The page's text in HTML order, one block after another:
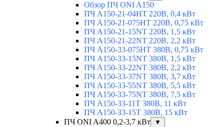
Обзор ПЧ ONI A150
ПЧ A150-21-04HT 220В, 0,4 кВт
ПЧ A150-21-075HT 220В, 0,75 кВт
ПЧ A150-21-15NT 220В, 1,5 кВт
ПЧ A150-21-22NT 220В, 2,2 кВт
ПЧ A150-33-075HT 380В, 0,75 кВт
ПЧ A150-33-15NT 380В, 1,5 кВт
ПЧ A150-33-22NT 380В, 2,2 кВт
ПЧ A150-33-37NT 380В, 3,7 кВт
ПЧ A150-33-55NT 380В, 5,5 кВт
ПЧ A150-33-75NT 380В, 7,5 кВт
ПЧ A150-33-11T 380В, 11 кВт
ПЧ A150-33-15T 380В, 15 кВт
ПЧ ONI A400 0,2-3,7 кВт
▼